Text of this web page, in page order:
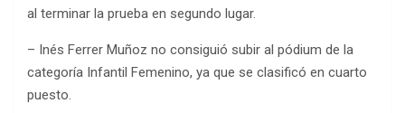
al terminar la prueba en segundo lugar.
– Inés Ferrer Muñoz no consiguió subir al pódium de la
categoría Infantil Femenino, ya que se clasificó en cuarto
puesto.